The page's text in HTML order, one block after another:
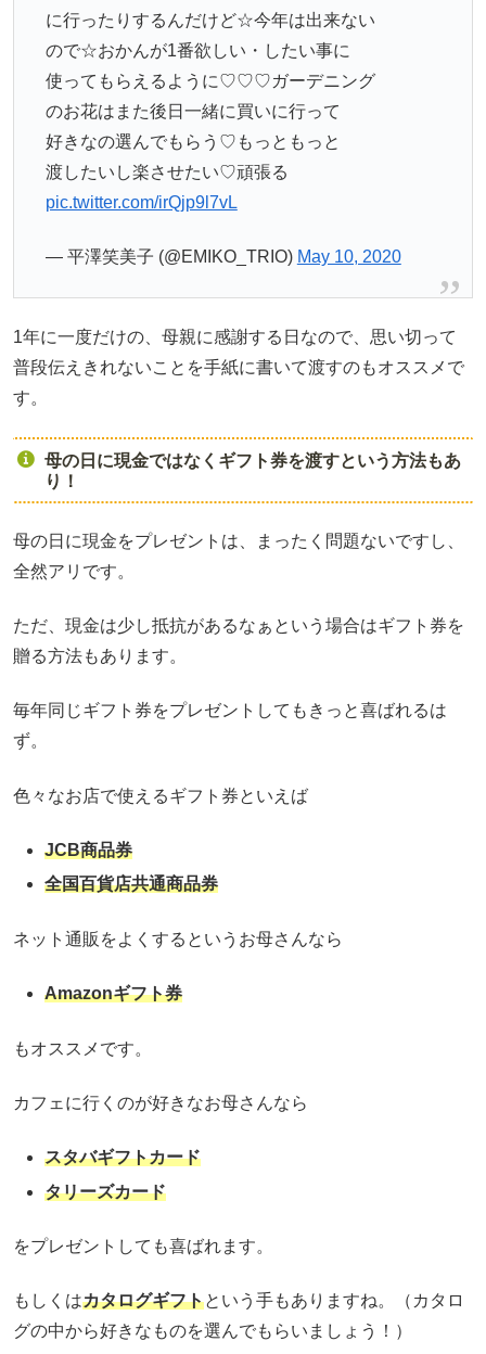
に行ったりするんだけど☆今年は出来ない
ので☆おかんが1番欲しい・したい事に
使ってもらえるように♡♡♡ガーデニング
のお花はまた後日一緒に買いに行って
好きなの選んでもらう♡もっともっと
渡したいし楽させたい♡頑張る
pic.twitter.com/irQjp9l7vL
— 平澤笑美子 (@EMIKO_TRIO) May 10, 2020
1年に一度だけの、母親に感謝する日なので、思い切って
普段伝えきれないことを手紙に書いて渡すのもオススメで
す。
母の日に現金ではなくギフト券を渡すという方法もあ
り！
母の日に現金をプレゼントは、まったく問題ないですし、
全然アリです。
ただ、現金は少し抵抗があるなぁという場合はギフト券を
贈る方法もあります。
毎年同じギフト券をプレゼントしてもきっと喜ばれるは
ず。
色々なお店で使えるギフト券といえば
JCB商品券
全国百貨店共通商品券
ネット通販をよくするというお母さんなら
Amazonギフト券
もオススメです。
カフェに行くのが好きなお母さんなら
スタバギフトカード
タリーズカード
をプレゼントしても喜ばれます。
もしくはカタログギフトという手もありますね。（カタロ
グの中から好きなものを選んでもらいましょう！）